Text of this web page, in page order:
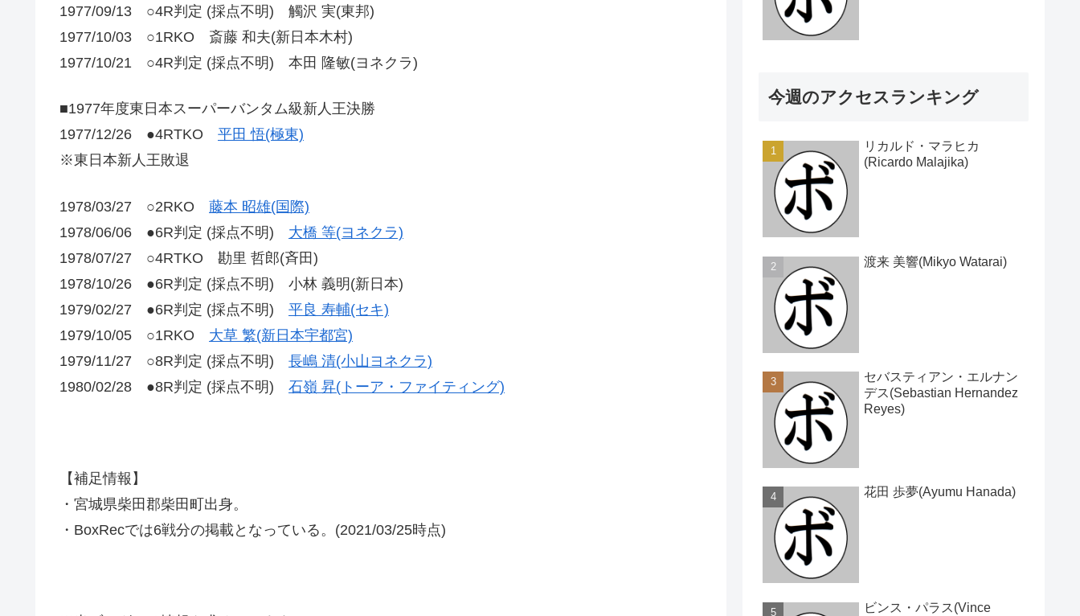
1977/09/13 ○4R判定 (採点不明) 觸沢 実(東邦)
1977/10/03 ○1RKO 斎藤 和夫(新日本木村)
1977/10/21 ○4R判定 (採点不明) 本田 隆敏(ヨネクラ)
■1977年度東日本スーパーバンタム級新人王決勝
1977/12/26 ●4RTKO 平田 悟(極東)
※東日本新人王敗退
1978/03/27 ○2RKO 藤本 昭雄(国際)
1978/06/06 ●6R判定 (採点不明) 大橋 等(ヨネクラ)
1978/07/27 ○4RTKO 勘里 哲郎(斉田)
1978/10/26 ●6R判定 (採点不明) 小林 義明(新日本)
1979/02/27 ●6R判定 (採点不明) 平良 寿輔(セキ)
1979/10/05 ○1RKO 大草 繁(新日本宇都宮)
1979/11/27 ○8R判定 (採点不明) 長嶋 清(小山ヨネクラ)
1980/02/28 ●8R判定 (採点不明) 石嶺 昇(トーア・ファイティング)
【補足情報】
・宮城県柴田郡柴田町出身。
・BoxRecでは6戦分の掲載となっている。(2021/03/25時点)
今週のアクセスランキング
リカルド・マラヒカ
(Ricardo Malajika)
渡来 美響(Mikyo Watarai)
セバスティアン・エルナン
デス(Sebastian Hernandez
Reyes)
花田 歩夢(Ayumu Hanada)
ビンス・パラス(Vince